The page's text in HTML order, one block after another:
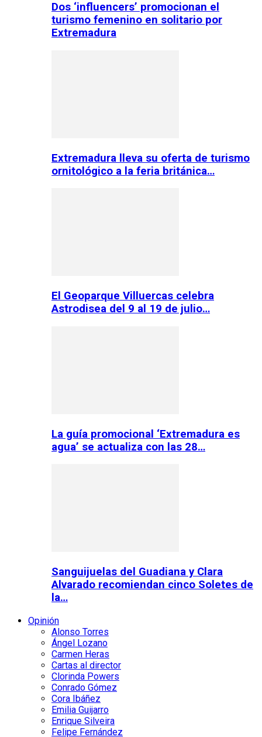
Dos ‘influencers’ promocionan el
turismo femenino en solitario por
Extremadura
Extremadura lleva su oferta de turismo
ornitológico a la feria británica…
El Geoparque Villuercas celebra
Astrodisea del 9 al 19 de julio…
La guía promocional ‘Extremadura es
agua’ se actualiza con las 28…
Sanguijuelas del Guadiana y Clara
Alvarado recomiendan cinco Soletes de
la…
Opinión
Alonso Torres
Ángel Lozano
Carmen Heras
Cartas al director
Clorinda Powers
Conrado Gómez
Cora Ibáñez
Emilia Guijarro
Enrique Silveira
Felipe Fernández